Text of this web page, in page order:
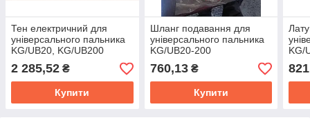
Тен електричний для
універсального пальника
KG/UB20, KG/UB200
2 285,52 ₴
Купити
Шланг подавання для
універсального пальника
KG/UB20-200
760,13₴
Купити
KG/